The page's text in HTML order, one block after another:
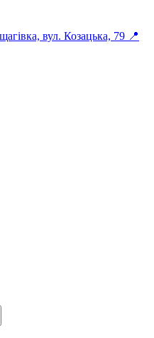
вул. Козацька, 79 📍